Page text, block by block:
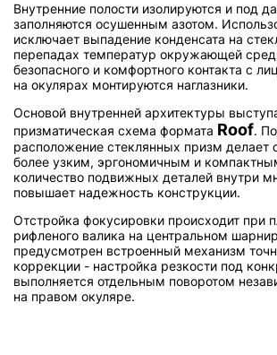
Внутренние полости изолируются и под
заполняются осушенным азотом.
исключает выпадение конденсата на
перепадах температур окружающей
безопасного и комфортного контакта с
на окулярах монтируются наглазники.
Основой внутренней архитектуры
призматическая схема формата Roof.
расположение стеклянных призм делает
более узким, эргономичным и
количество подвижных деталей внутри
повышает надежность конструкции.
Отстройка фокусировки происходит при
рифленого валика на центральном
предусмотрен встроенный механизм
коррекции - настройка резкости под
выполняется отдельным поворотом
на правом окуляре.